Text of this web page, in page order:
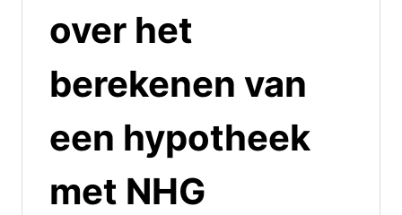
over het
berekenen van
een hypotheek
met NHG